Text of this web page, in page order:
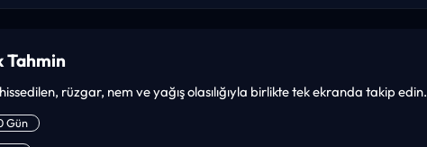
Tahmin
rüzgar, nem ve yağış olasılığıyla birlikte tek ekranda takip edin.
Gün